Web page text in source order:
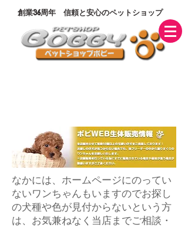
創業36周年 信頼と安心のペットショップ
なかには、ホームページにのってい
ないワンちゃんもいますのでお探し
の犬種や色が見付からないという方
は、お気兼ねなく当店までご相談・